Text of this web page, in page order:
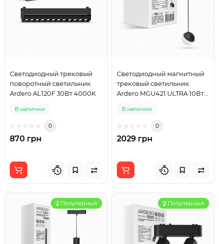
Светодиодный трековый
поворотный светильник
Ardero AL120F 30Вт 4000K
В наличии
0
870 грн
Светодиодный магнитный
трековый светильник
Ardero MGU421 ULTRA 10Вт
В наличии
0
2029 грн
Популярный Популярный